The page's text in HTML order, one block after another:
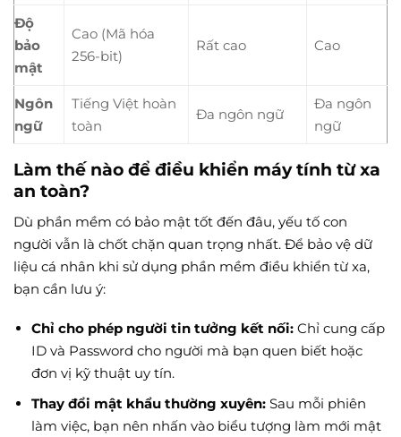
Độ
bảo
mật
Cao (Mã hóa
256-bit)
Rất cao Cao
Ngôn
ngữ
Tiếng Việt hoàn
toàn
Đa ngôn ngữ
Đa ngôn
ngữ
Làm thế nào để điều khiển máy tính từ xa
an toàn?
Dù phần mềm có bảo mật tốt đến đâu, yếu tố con
người vẫn là chốt chặn quan trọng nhất. Để bảo vệ dữ
liệu cá nhân khi sử dụng phần mềm điều khiển từ xa,
bạn cần lưu ý:
Chỉ cho phép người tin tưởng kết nối:Chỉ cung cấp
ID và Password cho người mà bạn quen biết hoặc
đơn vị kỹ thuật uy tín.
Thay đổi mật khẩu thường xuyên:Sau mỗi phiên
làm việc, bạn nên nhấn vào biểu tượng làm mới mật